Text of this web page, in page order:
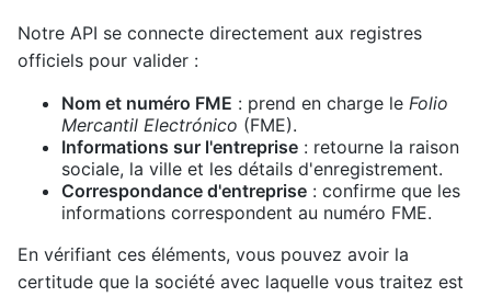
Notre API se connecte directement aux registres
officiels pour valider :
Nom et numéro FME : prend en charge le Folio
Mercantil Electrónico (FME).
Informations sur l'entreprise : retourne la raison
sociale, la ville et les détails d'enregistrement.
Correspondance d'entreprise : confirme que les
informations correspondent au numéro FME.
En vérifiant ces éléments, vous pouvez avoir la
certitude que la société avec laquelle vous traitez est